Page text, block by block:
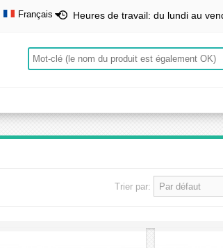
Français
Deutsch
Heures de travail: du lundi au
Trier par: